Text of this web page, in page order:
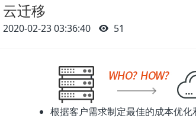
云迁移
2020-02-23 03:36:40 51
根据客户需求制定最佳的成本优化